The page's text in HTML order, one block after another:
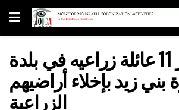
إخطار 11 عائلة زراعيه في بلدة
بني زيد بإخلاء أراضيهم
الزراعية